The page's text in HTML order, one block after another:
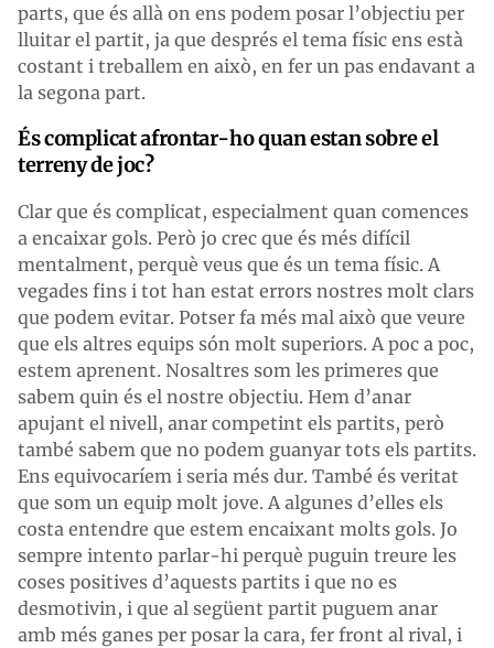
parts, que és allà on ens podem posar l’objectiu per
lluitar el partit, ja que després el tema físic ens està
costant i treballem en això, en fer un pas endavant a
la segona part.
És complicat afrontar-ho quan estan sobre el
terreny de joc?
Clar que és complicat, especialment quan comences
a encaixar gols. Però jo crec que és més difícil
mentalment, perquè veus que és un tema físic. A
vegades fins i tot han estat errors nostres molt clars
que podem evitar. Potser fa més mal això que veure
que els altres equips són molt superiors. A poc a poc,
estem aprenent. Nosaltres som les primeres que
sabem quin és el nostre objectiu. Hem d’anar
apujant el nivell, anar competint els partits, però
també sabem que no podem guanyar tots els partits.
Ens equivocaríem i seria més dur. També és veritat
que som un equip molt jove. A algunes d’elles els
costa entendre que estem encaixant molts gols. Jo
sempre intento parlar-hi perquè puguin treure les
coses positives d’aquests partits i que no es
desmotivin, i que al següent partit puguem anar
amb més ganes per posar la cara, fer front al rival, i